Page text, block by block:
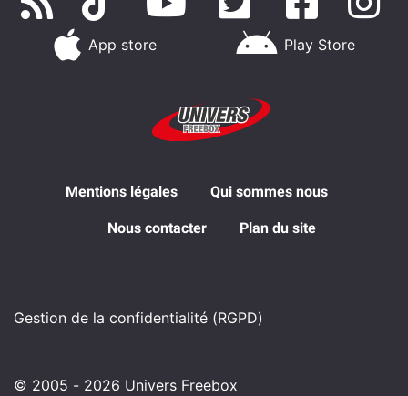
App store Play Store
Mentions légales Qui sommes nous
Nous contacter Plan du site
Gestion de la confidentialité (RGPD)
© 2005 - 2026 Univers Freebox